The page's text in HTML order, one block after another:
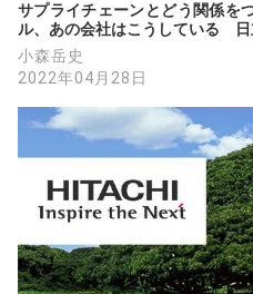
サプライチェーンとどう関係を
ル、あの会社はこうしている　日
小森岳史
2022年04月28日